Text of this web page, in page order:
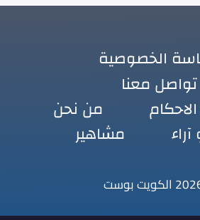
الخصوصية
تواصل معنا
من نحن
مشاهير